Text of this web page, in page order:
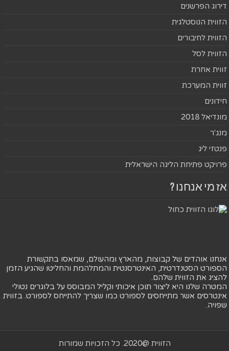
דירוג הפרשנים
הזווית הנוסטלגית
הזווית לחיבורים
הזווית לסל
זווית אחרת
זווית המערכת
חידונים
מונדיאל 2018
מנג'ר
פנטזי ליג
פרויקט פתיחת הליגה הישראלית
אז מי אנחנו ?
אנחנו אוהדים של קבוצות, מהארץ ומהעולם, שמאסו בתקשורת
הספורט הסטנדרטית, האינטרסנטית והמתלהמת והחליטו שהגיע הזמן
להציג את הזווית שלהם.
המטרה שלנו היא ליצור תוכן איכותי וקליל המבוסס על בלוגרים נטולי
אינטרסים אשר מתייחסים לספורט כמו שצריך להתייחס לספורט. בזווית
שפויה.
הזווית @2020. כל הזכויות שמורות